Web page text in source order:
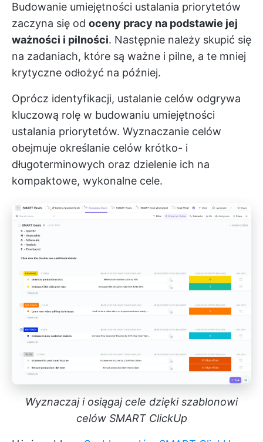
Budowanie umiejętności ustalania priorytetów
zaczyna się od oceny pracy na podstawie jej
ważności i pilności. Następnie należy skupić się
na zadaniach, które są ważne i pilne, a te mniej
krytyczne odłożyć na później.
Oprócz identyfikacji, ustalanie celów odgrywa
kluczową rolę w budowaniu umiejętności
ustalania priorytetów. Wyznaczanie celów
obejmuje określanie celów krótko- i
długoterminowych oraz dzielenie ich na
kompaktowe, wykonalne cele.
Wyznaczaj i osiągaj cele dzięki szablonowi
celów SMART ClickUp